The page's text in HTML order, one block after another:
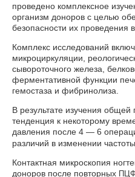
проведено комплексное
организм доноров с целью
безопасности их проведения
Комплекс исследований
микроциркуляции,
сывороточного железа,
ферментативной функции
гемостаза и фибринолиза.
В результате изучения
тенденция к некоторому
давления после 4 — 6
различий в изменении
Контактная микроскопия
доноров после повторных
ПЦФ